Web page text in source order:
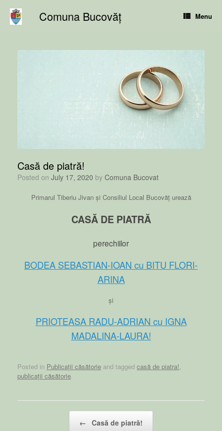
content
Comuna Bucovăț Menu
Casă de piatră!
Posted on July 17, 2020 by Comuna Bucovat
Primarul Tiberiu Jivan și Consiliul Local Bucovăț urează
CASĂ DE PIATRĂ
perechiilor
BODEA SEBASTIAN-IOAN cu BITU FLORI-
ARINA
și
PRIOTEASA RADU-ADRIAN cu IGNA
MADALINA-LAURA!
Posted in Publicații căsătorie and tagged casă de piatra!
publicații căsătorie
← Casă de piatră!